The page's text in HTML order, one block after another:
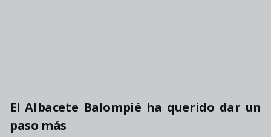
El Albacete Balompié ha querido dar un
paso más